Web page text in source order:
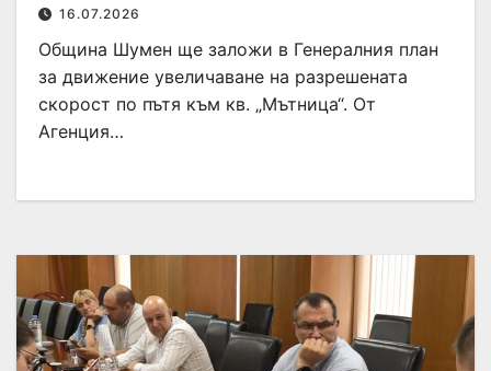
16.07.2026
Община Шумен ще заложи в Генералния план
за движение увеличаване на разрешената
скорост по пътя към кв. „Мътница“. От
Агенция…